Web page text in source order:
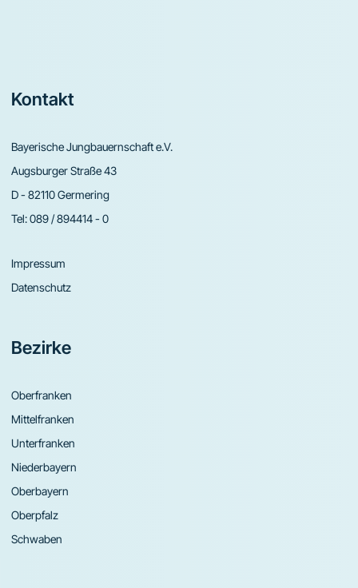
Footer
Kontakt
Bayerische Jungbauernschaft e.V.
Augsburger Straße 43
D - 82110 Germering
Tel:089 / 894414 - 0
Impressum
Datenschutz
Bezirke
Oberfranken
Mittelfranken
Unterfranken
Niederbayern
Oberbayern
Oberpfalz
Schwaben